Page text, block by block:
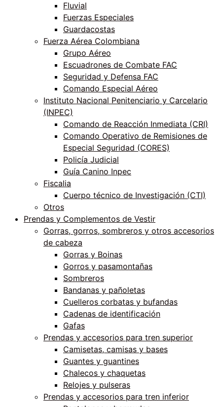
Fluvial
Fuerzas Especiales
Guardacostas
Fuerza Aérea Colombiana
Grupo Aéreo
Escuadrones de Combate FAC
Seguridad y Defensa FAC
Comando Especial Aéreo
Instituto Nacional Penitenciario y Carcelario
(INPEC)
Comando de Reacción Inmediata (CRI)
Comando Operativo de Remisiones de
Especial Seguridad (CORES)
Policía Judicial
Guía Canino Inpec
Fiscalia
Cuerpo técnico de Investigación (CTI)
Otros
Prendas y Complementos de Vestir
Gorras, gorros, sombreros y otros accesorios
de cabeza
Gorras y Boinas
Gorros y pasamontañas
Sombreros
Bandanas y pañoletas
Cuelleros corbatas y bufandas
Cadenas de identificación
Gafas
Prendas y accesorios para tren superior
Camisetas, camisas y bases
Guantes y guantines
Chalecos y chaquetas
Relojes y pulseras
Prendas y accesorios para tren inferior